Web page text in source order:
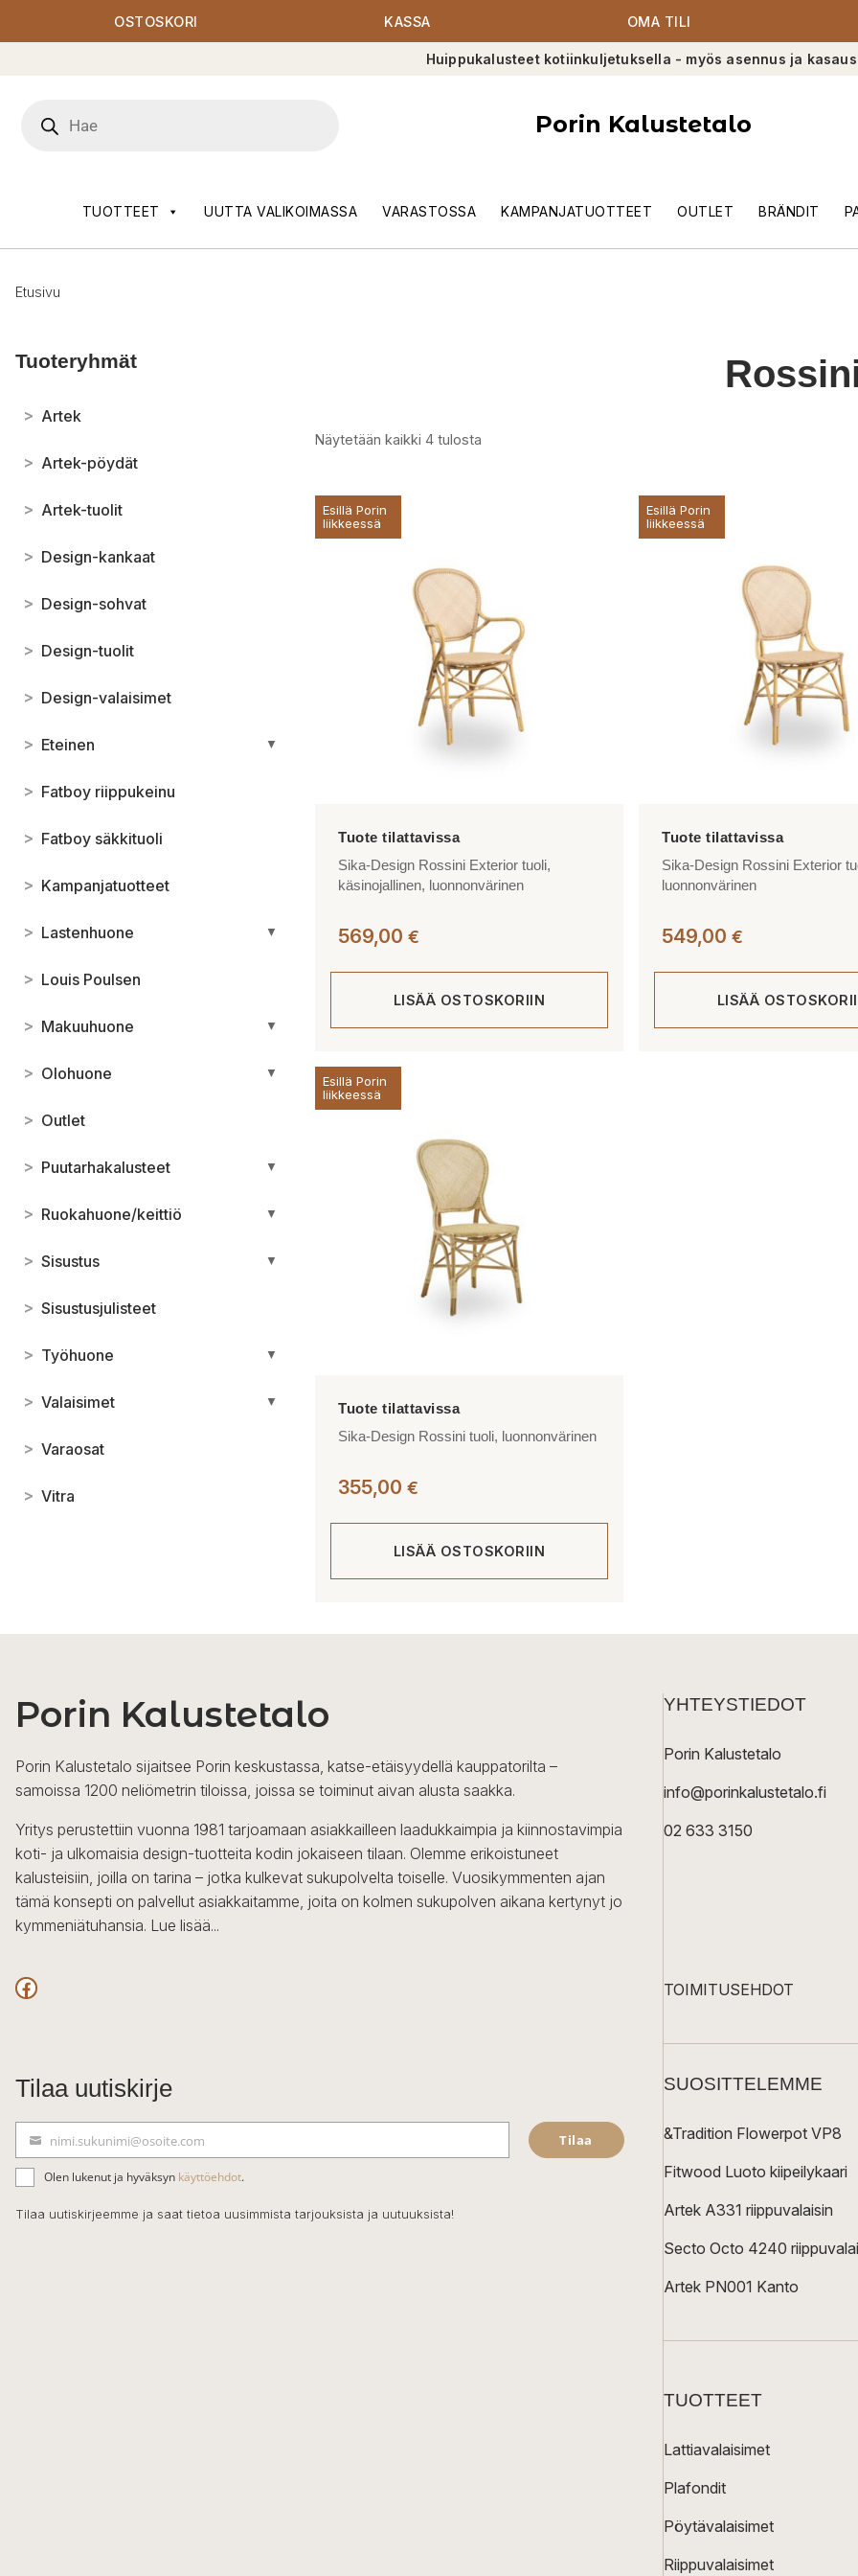
OSTOSKORI KASSA OMA TILI
Huippukalusteet kotiinkuljetuksella - myös asennus ja
search
Porin Kalustetalo
TUOTTEET UUTTA VALIKOIMASSA VARASTOSSA KAMPANJATUOTTEET OUTLET BRÄNDIT
Etusivu
Tuoteryhmät
> Artek
> Artek-pöydät
> Artek-tuolit
> Design-kankaat
> Design-sohvat
> Design-tuolit
> Design-valaisimet
> Eteinen ▼
> Fatboy riippukeinu
> Fatboy säkkituoli
> Kampanjatuotteet
> Lastenhuone ▼
> Louis Poulsen
> Makuuhuone ▼
> Olohuone ▼
> Outlet
> Puutarhakalusteet ▼
> Ruokahuone/keittiö ▼
> Sisustus ▼
> Sisustusjulisteet
> Työhuone ▼
> Valaisimet ▼
> Varaosat
> Vitra
Näytetään kaikki 4 tulosta
Esillä Porin
liikkeessä
Sika-Design Rossini Exterior tuoli,
käsinojallinen, luonnonvärinen
569,00 €
LISÄÄ OSTOSKORIIN
Esillä Porin
liikkeessä
Sika-Design Rossini Exterior
luonnonvärinen
549,00 €
LISÄÄ
Esillä Porin
liikkeessä
Sika-Design Rossini tuoli, luonnonvärinen
355,00 €
LISÄÄ OSTOSKORIIN
Porin Kalustetalo
Porin Kalustetalo sijaitsee Porin keskustassa, katse-etäisyydellä kauppatorilta –
samoissa 1200 neliömetrin tiloissa, joissa se toiminut aivan alusta saakka.
Yritys perustettiin vuonna 1981 tarjoamaan asiakkailleen laadukkaimpia ja kiinnostavimpia
koti- ja ulkomaisia design-tuotteita kodin jokaiseen tilaan. Olemme erikoistuneet
kalusteisiin, joilla on tarina – jotka kulkevat sukupolvelta toiselle. Vuosikymmenten ajan
tämä konsepti on palvellut asiakkaitamme, joita on kolmen sukupolven aikana kertynyt jo
kymmeniätuhansia. Lue lisää...
Facebook
Tilaa uutiskirje
ä
h
k
nimi.sukunimi@osoite.com Tilaa
Olen lukenut ja hyväksyn käyttöehdot.
Tilaa uutiskirjeemme ja saat tietoa uusimmista tarjouksista ja uutuuksista!
YHTEYSTIEDOT
Porin Kalustetalo
info@porinkalustetalo.fi
02 633 3150
TOIMITUSEHDOT
SUOSITTELEMME
&Tradition Flowerpot VP8
Fitwood Luoto kiipeilykaari
Artek A331 riippuvalaisin
Secto Octo 4240
Artek PN001 Kanto
TUOTTEET
Lattiavalaisimet
Plafondit
Pöytävalaisimet
Riippuvalaisimet